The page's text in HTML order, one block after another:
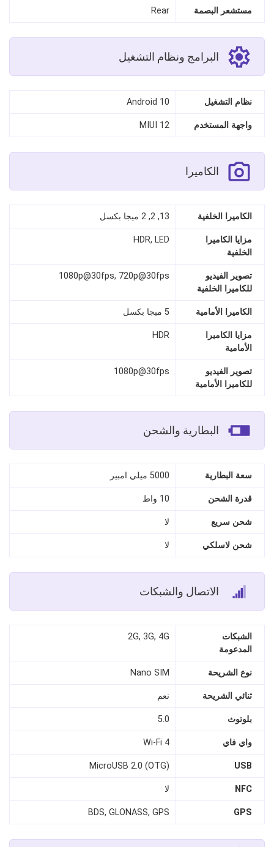
مستشعر البصمة Rear
البرامج ونظام التشغيل
نظام التشغيل Android 10
واجهة المستخدم MIUI 12
الكاميرا
الكاميرا الخلفية 13, 2, 2 ميجا بكسل
مزايا الكاميرا
الخلفية
HDR, LED
تصوير الفيديو
للكاميرا الخلفية
1080p@30fps, 720p@30fps
الكاميرا الأمامية 5 ميجا بكسل
مزايا الكاميرا
الأمامية
HDR
تصوير الفيديو
للكاميرا الأمامية
1080p@30fps
البطارية والشحن
سعة البطارية 5000 ميلي امبير
قدرة الشحن 10 واط
شحن سريع لا
شحن لاسلكي لا
الاتصال والشبكات
الشبكات
المدعومة
2G, 3G, 4G
نوع الشريحة Nano SIM
ثنائي الشريحة نعم
بلوتوث 5.0
واي فاي Wi-Fi 4
USB
MicroUSB 2.0 (OTG)
NFC لا
GPS
BDS, GLONASS, GPS